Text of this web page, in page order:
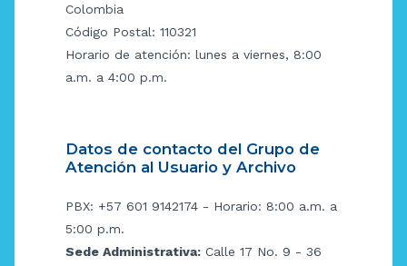
Colombia
Código Postal: 110321
Horario de atención: lunes a viernes, 8:00
a.m. a 4:00 p.m.
Datos de contacto del Grupo de
Atención al Usuario y Archivo
PBX: +57 601 9142174 - Horario: 8:00 a.m. a
5:00 p.m.
Sede Administrativa: Calle 17 No. 9 - 36